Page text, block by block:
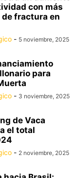
con más
fractura en
- 5 noviembre, 2025
para
- 3 noviembre, 2025
de Vaca
el total
- 2 noviembre, 2025